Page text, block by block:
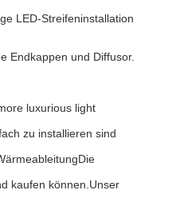
LED-Streifeninstallation
Endkappen und Diffusor.
luxurious light
zu installieren sind
kaufen können.Unser